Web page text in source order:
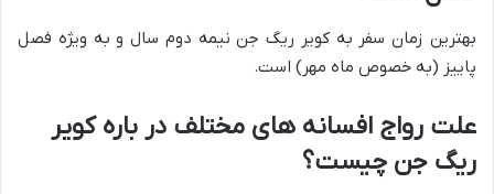
بهترین زمان سفر به کویر ریگ جن نیمه دوم سال و به ویژه فصل
پاییز (به خصوص ماه مهر) است.
علت رواج افسانه های مختلف در باره کویر
ریگ جن چیست؟